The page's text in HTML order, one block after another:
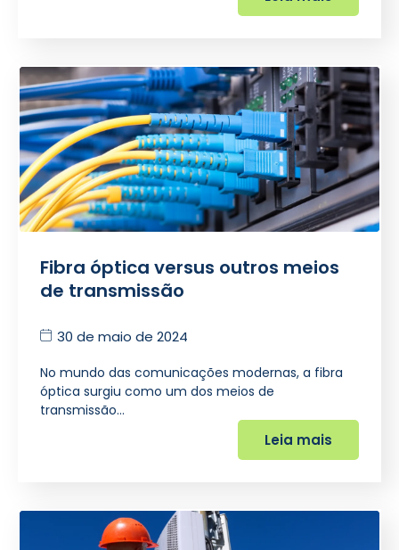
Fibra óptica versus outros meios
de transmissão
30 de maio de 2024
No mundo das comunicações modernas, a fibra
óptica surgiu como um dos meios de
transmissão…
Leia mais